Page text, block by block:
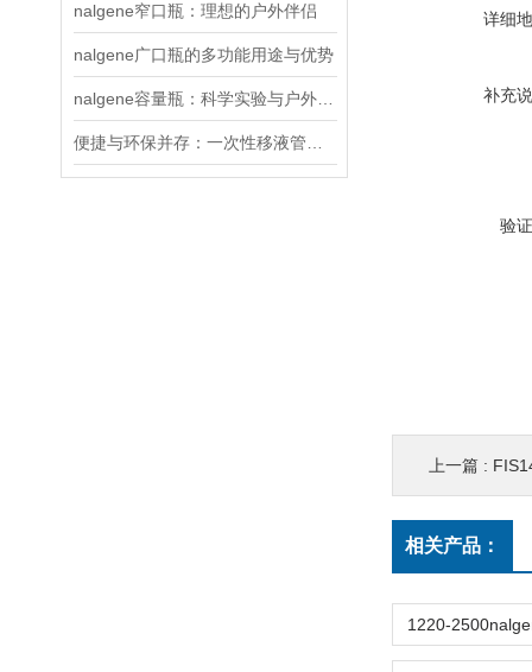
nalgene窄口瓶：理想的户外伴侣
nalgene广口瓶的多功能用途与优势
详细
补充
验
上一篇 : FIS14-
相关产品：